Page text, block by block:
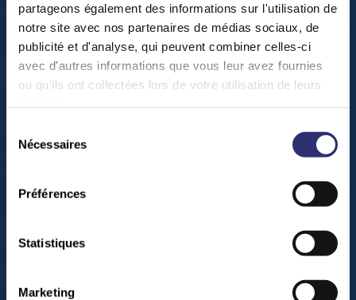
partageons également des informations sur l'utilisation de
notre site avec nos partenaires de médias sociaux, de
publicité et d'analyse, qui peuvent combiner celles-ci
avec d'autres informations que vous leur avez fournies
ou qu'ils ont collectées lors de votre utilisation de leurs
Nécessaires
Préférences
Statistiques
Marketing
FOREST DAYS 2026 (21-22
Mars)